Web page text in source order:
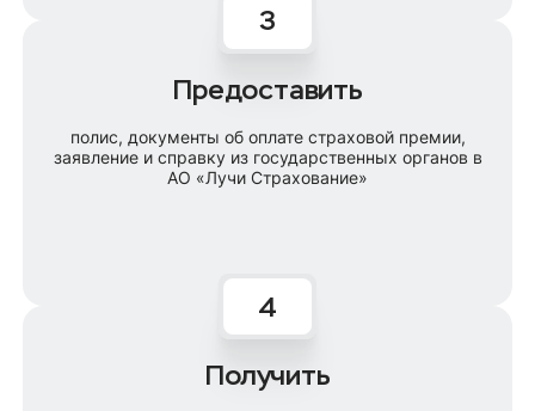
Предоставить
полис, документы об оплате страховой премии,
заявление и справку из государственных органов в
АО «Лучи Страхование»
Получить